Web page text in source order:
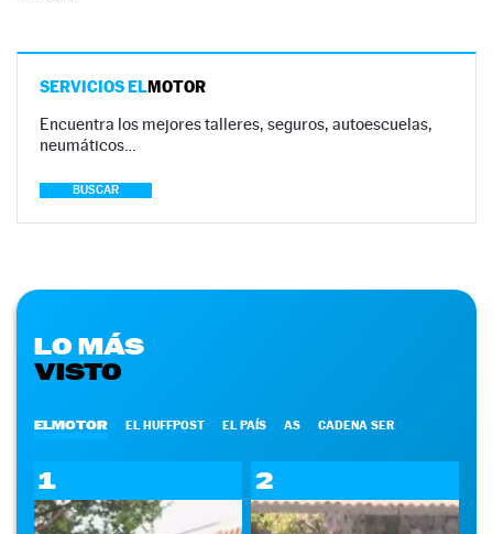
SERVICIOS ELMOTOR
Encuentra los mejores talleres, seguros, autoescuelas,
neumáticos…
BUSCAR
LO MÁS
VISTO
ELMOTOR EL HUFFPOST EL PAÍS AS CADENA SER
1 2